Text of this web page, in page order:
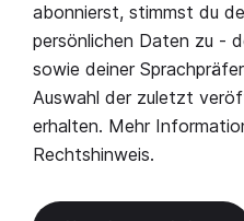
abonnierst, stimmst du
persönlichen Daten zu -
sowie deiner
Auswahl der zuletzt
erhalten. Mehr
Rechtshinweis.